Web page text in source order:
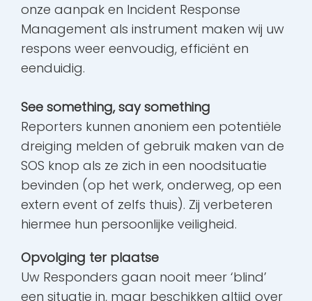
onze aanpak en Incident Response
Management als instrument maken wij uw
respons weer eenvoudig, efficiënt en
eenduidig.
See something, say something
Reporters kunnen anoniem een potentiële
dreiging melden of gebruik maken van de
SOS knop als ze zich in een noodsituatie
bevinden (op het werk, onderweg, op een
extern event of zelfs thuis). Zij verbeteren
hiermee hun persoonlijke veiligheid.
Opvolging ter plaatse
Uw Responders gaan nooit meer ‘blind’
een situatie in, maar beschikken altijd over